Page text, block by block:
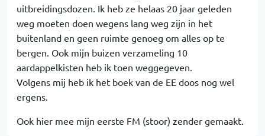
uitbreidingsdozen. Ik heb ze helaas 20 jaar geleden
weg moeten doen wegens lang weg zijn in het
buitenland en geen ruimte genoeg om alles op te
bergen. Ook mijn buizen verzameling 10
aardappelkisten heb ik toen weggegeven.
Volgens mij heb ik het boek van de EE doos nog wel
ergens.
Ook hier mee mijn eerste FM (stoor) zender gemaakt.